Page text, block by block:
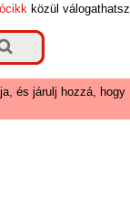
közül válogathatsz.
és járulj hozzá, hogy